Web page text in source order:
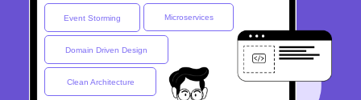
Event Storming Microservices
Domain Driven Design
Clean Architecture